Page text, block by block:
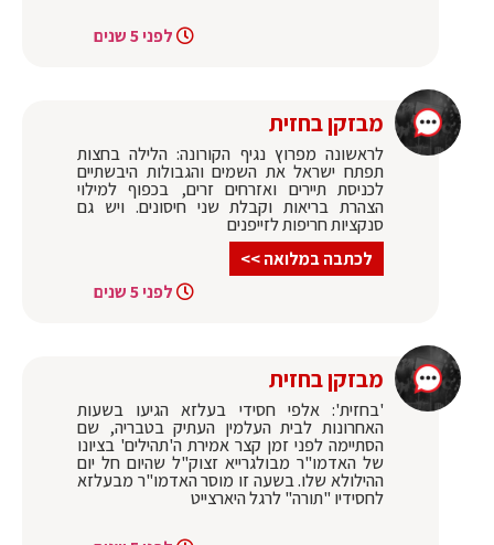
לפני 5 שנים
מבזקן בחזית
לראשונה מפרוץ נגיף הקורונה: הלילה בחצות
תפתח ישראל את השמים והגבולות היבשתיים
לכניסת תיירים ואזרחים זרים, בכפוף למילוי
הצהרת בריאות וקבלת שני חיסונים. ויש גם
סנקציות חריפות לזייפנים
לכתבה במלואה >>
לפני 5 שנים
מבזקן בחזית
'בחזית': אלפי חסידי בעלזא הגיעו בשעות
האחרונות לבית העלמין העתיק בטבריה, שם
הסתיימה לפני זמן קצר אמירת ה'תהילים' בציונו
של האדמו"ר מבולגרייא זצוק"ל שהיום חל יום
ההילולא שלו. בשעה זו מוסר האדמו"ר מבעלזא
לחסידיו "תורה" לרגל היארצייט